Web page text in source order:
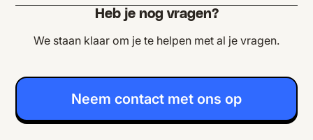
Heb je nog vragen?
We staan klaar om je te helpen met al je vragen.
Neem contact met ons op